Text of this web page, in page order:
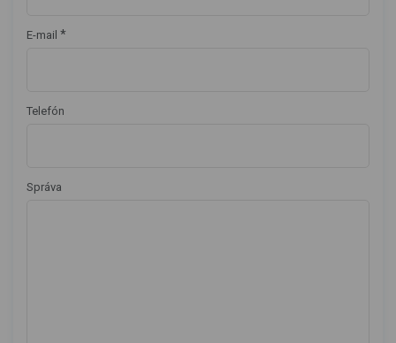
E-mail *
Telefón
Správa